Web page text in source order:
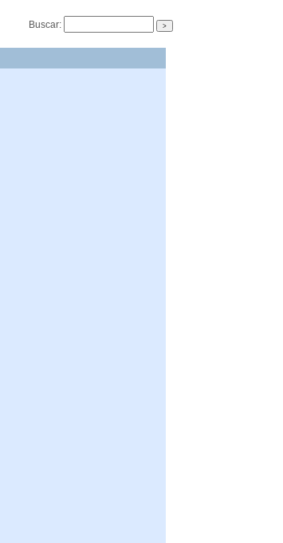
Buscar: